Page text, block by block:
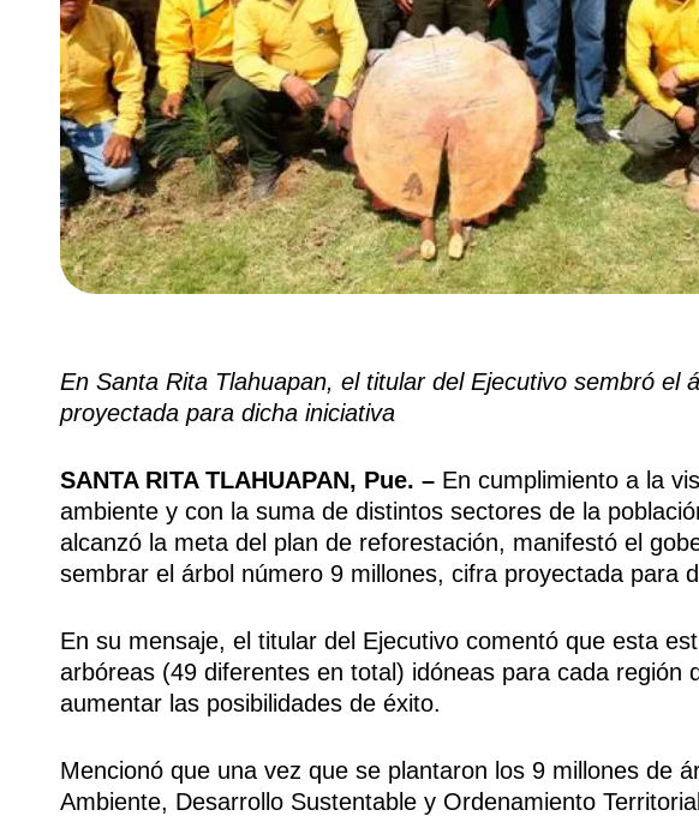
En Santa Rita Tlahuapan, el titular del Ejecutivo sembró el
proyectada para dicha iniciativa
SANTA RITA TLAHUAPAN, Pue. – En cumplimiento a la
ambiente y con la suma de distintos sectores de la
alcanzó la meta del plan de reforestación, manifestó el
sembrar el árbol número 9 millones, cifra proyectada para
En su mensaje, el titular del Ejecutivo comentó que esta
arbóreas (49 diferentes en total) idóneas para cada región
aumentar las posibilidades de éxito.
Mencionó que una vez que se plantaron los 9 millones de
Ambiente, Desarrollo Sustentable y Ordenamiento